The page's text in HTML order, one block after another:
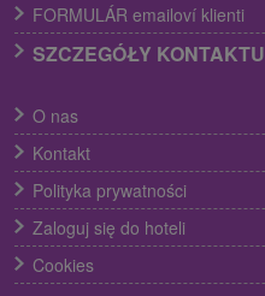
FORMULÁR emailoví klienti
SZCZEGÓŁY KONTAKTU
O nas
Kontakt
Polityka prywatności
Zaloguj się do hoteli
Cookies